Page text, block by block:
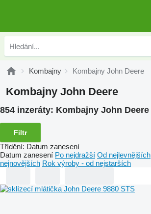
Kombajny Kombajny John Deere
Kombajny John Deere
854 inzeráty: Kombajny John Deere
Filtr
Třídění: Datum zanesení
Datum zanesení Po nejdražší Od nejlevnějších
nejnovějších Rok výroby - od nejstarších